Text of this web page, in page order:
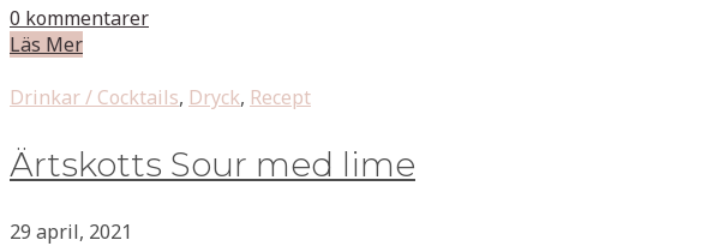
0 kommentarer
Läs Mer
Drinkar / Cocktails, Dryck, Recept
Ärtskotts Sour med lime
29 april, 2021